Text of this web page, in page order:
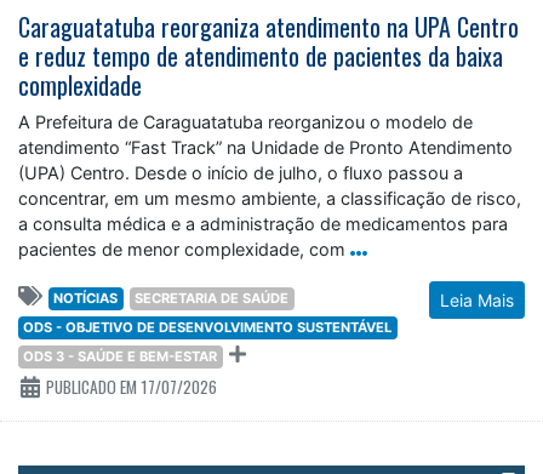
Caraguatatuba reorganiza atendimento na UPA Centro
e reduz tempo de atendimento de pacientes da baixa
complexidade
A Prefeitura de Caraguatatuba reorganizou o modelo de
atendimento “Fast Track” na Unidade de Pronto Atendimento
(UPA) Centro. Desde o início de julho, o fluxo passou a
concentrar, em um mesmo ambiente, a classificação de risco,
a consulta médica e a administração de medicamentos para
pacientes de menor complexidade, com
Leia Mais
NOTÍCIAS
SECRETARIA DE SAÚDE
ODS - OBJETIVO DE DESENVOLVIMENTO SUSTENTÁVEL
ODS 3 - SAÚDE E BEM-ESTAR
PUBLICADO EM 17/07/2026